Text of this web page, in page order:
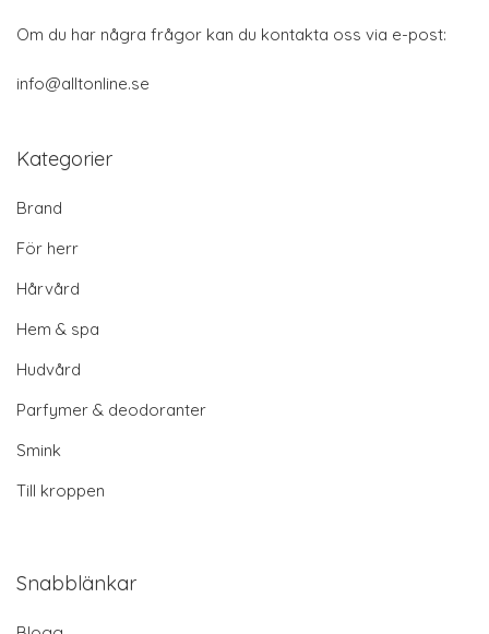
Om du har några frågor kan du kontakta oss via e-post:
info@alltonline.se
Kategorier
Brand
För herr
Hårvård
Hem & spa
Hudvård
Parfymer & deodoranter
Smink
Till kroppen
Snabblänkar